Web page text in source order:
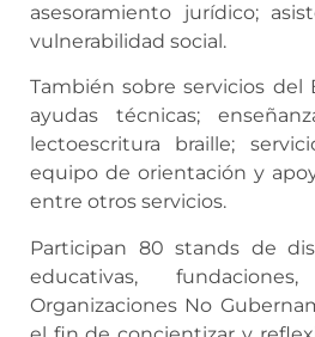
asesoramiento jurídico;
vulnerabilidad social.
También sobre servicios del
ayudas técnicas;
lectoescritura braille;
equipo de orientación y
entre otros servicios.
Participan 80 stands de
educativas,
Organizaciones No